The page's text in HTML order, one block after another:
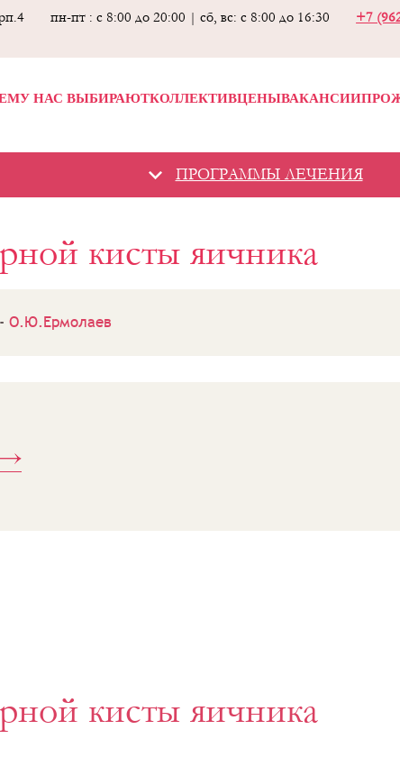
пн-пт : с 8:00 до 20:00 | сб, вс: с 8:00 до 16:30 +7
НАС ВЫБИРАЮТКОЛЛЕКТИВЦЕНЫВАКАНСИИ
ПРОГРАММЫ ЛЕЧЕНИЯ
кисты яичника
О.Ю.Ермолаев
кисты яичника